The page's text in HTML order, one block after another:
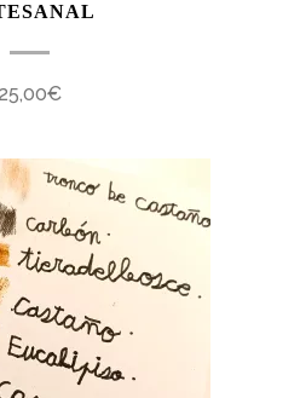
25,00€